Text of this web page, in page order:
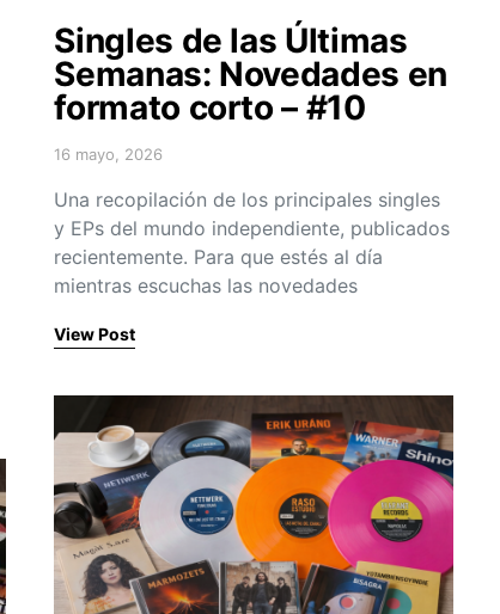
Singles de las Últimas
Semanas: Novedades en
formato corto – #10
Posted on
16 mayo, 2026
Una recopilación de los principales singles
y EPs del mundo independiente, publicados
recientemente. Para que estés al día
mientras escuchas las novedades
View Post